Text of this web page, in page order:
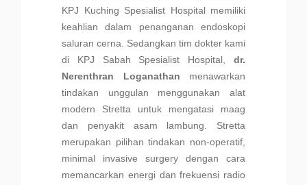
KPJ Kuching Spesialist Hospital memiliki
keahlian dalam penanganan endoskopi
saluran cerna. Sedangkan tim dokter kami
di KPJ Sabah Spesialist Hospital, dr.
Nerenthran Loganathan menawarkan
tindakan unggulan menggunakan alat
modern Stretta untuk mengatasi maag
dan penyakit asam lambung. Stretta
merupakan pilihan tindakan non-operatif,
minimal invasive surgery dengan cara
memancarkan energi dan frekuensi radio